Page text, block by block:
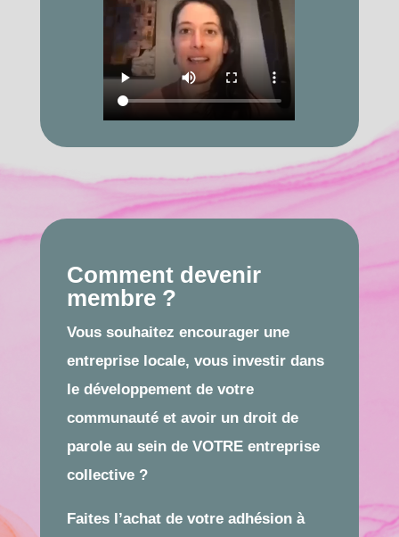
Comment devenir
membre ?
Vous souhaitez encourager une
entreprise locale, vous investir dans
le développement de votre
communauté et avoir un droit de
parole au sein de VOTRE entreprise
collective ?
Faites l’achat de votre adhésion à